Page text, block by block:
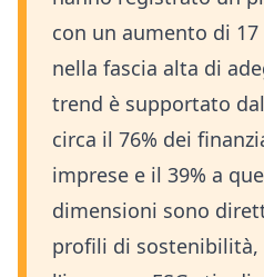
con un aumento di
nella fascia alta di
trend è supportato
circa il 76% dei
imprese e il 39% a
dimensioni sono
profili di sostenibilità,